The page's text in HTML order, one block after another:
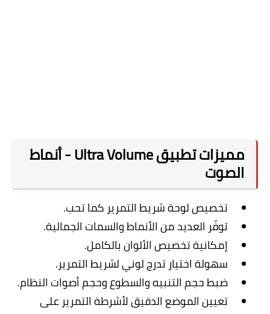
مميزات تطبيق Ultra Volume - أنماط
الصوت
تخصيص لوحة شريط التمرير كما تحب.
توفّر العديد من الأنماط والسمات الجمالية.
إمكانية تخصيص الألوان بالكامل.
سهولة اختيار تدرج لوني لشريط التمرير.
ضبط حجم التنبيه والسطوع وحجم أصوات النظام.
تعيين الموضع الدقيق لأشرطة التمرير على